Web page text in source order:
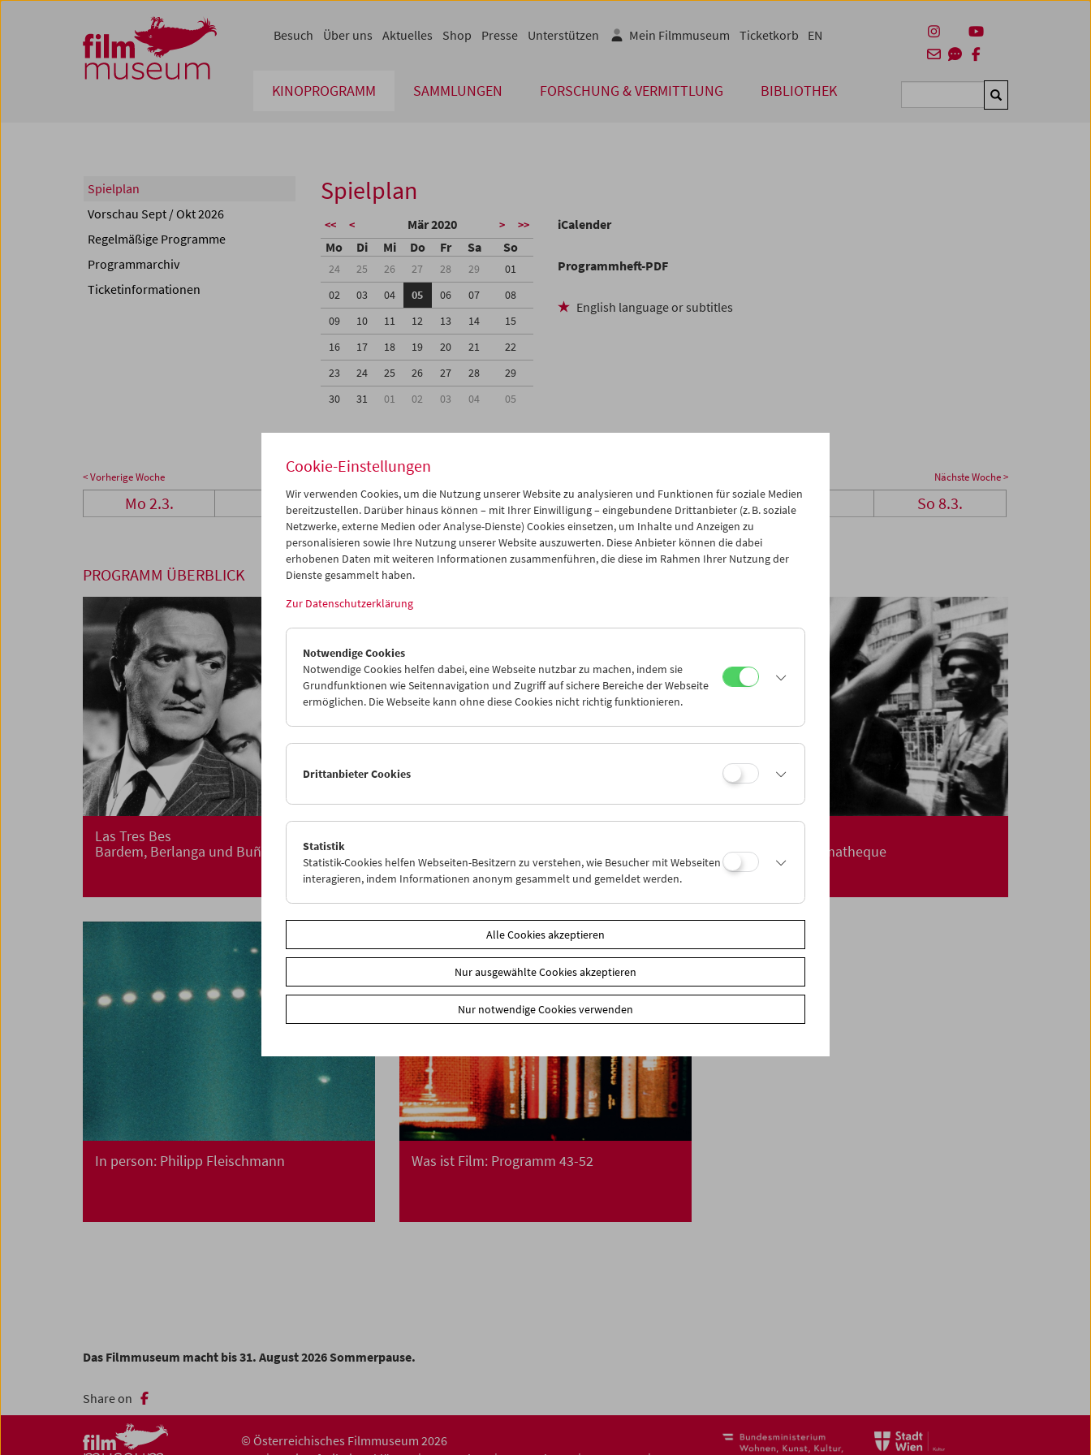
Zum Inhalt
Zum Hauptmenü
Zur Servicenavigation
Zum Suche
KINOPROGRAMM SAMMLUNGEN FORSCHUNG & VERMITTLUNG BIBLIOTHEK Suchen
Besuch Über uns Aktuelles Shop Presse Unterstützen Mein Filmmuseum Ticketkorb EN
Spielplan
Vorschau Sept / Okt 2026
Regelmäßige Programme
Programmarchiv
Ticketinformationen
Spielplan
<< < Mär 2020 > >>
Mo Di Mi Do Fr Sa So
24 25 26 27 28 29
01
02
03 04 05 06 07
08
09
10 11 12 13 14
15
16
17 18 19 20 21
22
23
24 25 26 27 28
29
30
31 01 02 03 04 05
iCalender
Programmheft-PDF
English language or subtitles
< Vorherige Woche Nächste Woche >
Mo 2.3. Di 3.3. Mi 4.3. Do 5.3. Fr 6.3. Sa 7.3. So 8.3.
PROGRAMM ÜBERBLICK
Las Tres Bes
Bardem, Berlanga und Buñuel
Jerusalem Cinematheque
In person: Philipp Fleischmann Was ist Film: Programm 43-52
Das Filmmuseum macht bis 31. August 2026 Sommerpause.
Share on
© Österreichisches Filmmuseum 2026
Cookie-Einstellungen
Wir verwenden Cookies, um die Nutzung unserer Website zu analysieren und Funktionen für soziale Medien
bereitzustellen. Darüber hinaus können – mit Ihrer Einwilligung – eingebundene Drittanbieter (z. B. soziale
Netzwerke, externe Medien oder Analyse-Dienste) Cookies einsetzen, um Inhalte und Anzeigen zu
personalisieren sowie Ihre Nutzung unserer Website auszuwerten. Diese Anbieter können die dabei
erhobenen Daten mit weiteren Informationen zusammenführen, die diese im Rahmen Ihrer Nutzung der
Dienste gesammelt haben.
Zur Datenschutzerklärung
Notwendige Cookies
Notwendige Cookies helfen dabei, eine Webseite nutzbar zu machen, indem sie
Grundfunktionen wie Seitennavigation und Zugriff auf sichere Bereiche der Webseite
ermöglichen. Die Webseite kann ohne diese Cookies nicht richtig funktionieren.
Drittanbieter Cookies
Statistik
Statistik-Cookies helfen Webseiten-Besitzern zu verstehen, wie Besucher mit Webseiten
interagieren, indem Informationen anonym gesammelt und gemeldet werden.
Alle Cookies akzeptieren
Nur ausgewählte Cookies akzeptieren
Nur notwendige Cookies verwenden